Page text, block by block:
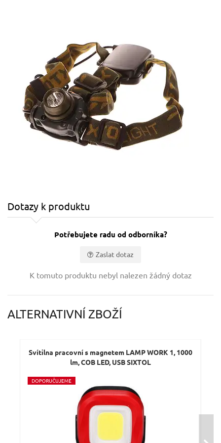
Dotazy k produktu
Potřebujete radu od odborníka?
Zaslat dotaz
K tomuto produktu nebyl nalezen žádný dotaz
ALTERNATIVNÍ ZBOŽÍ
Svítilna pracovní s magnetem LAMP WORK 1, 1000
lm, COB LED, USB SIXTOL
DOPORUČUJEME